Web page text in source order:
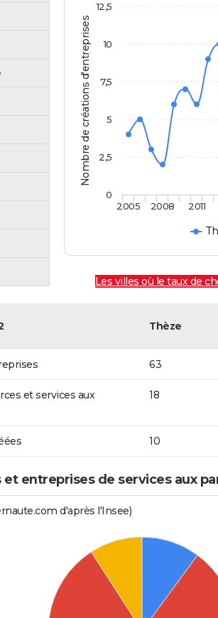
Nombre de créations d'entreprises
2005 2008 2011
0
2,5
5
7,5
10
12,5
Les villes où le taux de
Thèze
63
et services aux
18
10
entreprises de services aux
d'après l'Insee)